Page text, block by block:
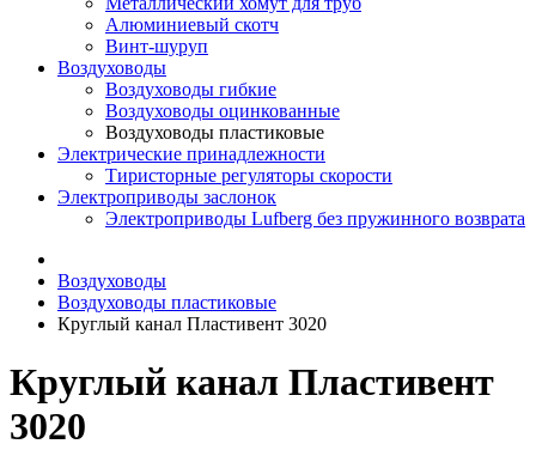
Алюминиевый скотч
Винт-шуруп
Воздуховоды
Воздуховоды гибкие
Воздуховоды оцинкованные
Воздуховоды пластиковые
Электрические принадлежности
Тиристорные регуляторы скорости
Электроприводы заслонок
Электроприводы Lufberg без пружинного возврата
Воздуховоды
Воздуховоды пластиковые
Круглый канал Пластивент 3020
Круглый канал Пластивент
3020